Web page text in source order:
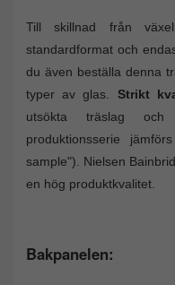
Till skillnad från
standardformat och
du även beställa denna
typer av glas. Strikt
utsökta träslag och
produktionsserie
sample"). Nielsen
en hög produktkvalitet.
Bakpanelen: